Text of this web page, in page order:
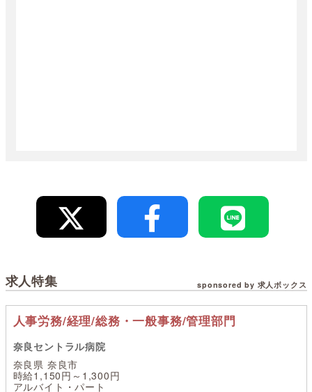
求人特集 sponsored by 求人ボックス
人事労務/経理/総務・一般事務/管理部門
奈良セントラル病院
奈良県 奈良市
時給1,150円～1,300円
アルバイト・パート